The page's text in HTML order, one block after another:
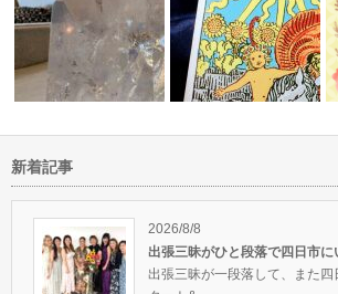
トから
キングソロモンヒーリングモダ
リティ10回…
タロットが正しい道歩ん
かを教えてく…
新着記事
2026/8/8
出張三昧がひと段落で四日市
出張三昧が一段落して、また四